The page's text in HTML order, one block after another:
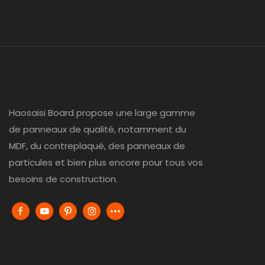
Haosaisi Board propose une large gamme
de panneaux de qualité, notamment du
MDF, du contreplaqué, des panneaux de
particules et bien plus encore pour tous vos
besoins de construction.